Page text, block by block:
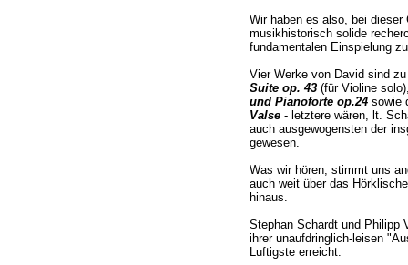
Wir haben es also, bei dieser
musikhistorisch solide
fundamentalen Einspielung
Vier Werke von David sind
Suite op. 43(für Violine
und Pianoforte op.24sowie
Valse- letztere wären, lt.
auch ausgewogensten der
gewesen.
Was wir hören, stimmt uns
auch weit über das
hinaus.
Stephan Schardt und Philipp
ihrer unaufdringlich-leisen
Luftigste erreicht.